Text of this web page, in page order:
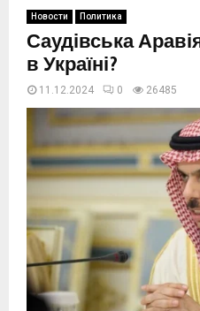
Новости Политика
Саудівська
в Україні?
11.12.2024 0 26486